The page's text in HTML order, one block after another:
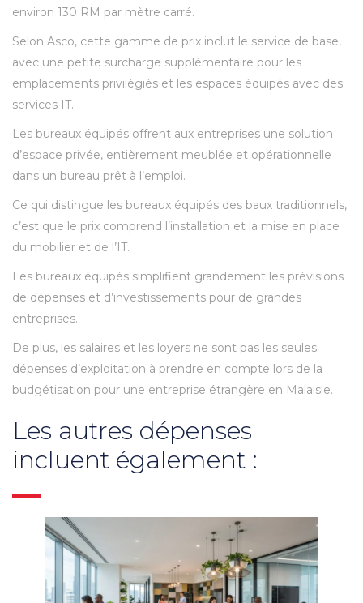
environ 130 RM par mètre carré.
Selon Asco, cette gamme de prix inclut le service de base,
avec une petite surcharge supplémentaire pour les
emplacements privilégiés et les espaces équipés avec des
services IT.
Les bureaux équipés offrent aux entreprises une solution
d’espace privée, entièrement meublée et opérationnelle
dans un bureau prêt à l’emploi.
Ce qui distingue les bureaux équipés des baux traditionnels,
c’est que le prix comprend l’installation et la mise en place
du mobilier et de l’IT.
Les bureaux équipés simplifient grandement les prévisions
de dépenses et d’investissements pour de grandes
entreprises.
De plus, les salaires et les loyers ne sont pas les seules
dépenses d’exploitation à prendre en compte lors de la
budgétisation pour une entreprise étrangère en Malaisie.
Les autres dépenses
incluent également :